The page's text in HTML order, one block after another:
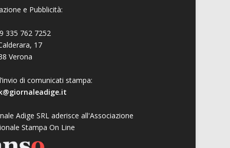
e Pubblicità:
335 762 7252
17
Verona
di comunicati stampa:
Adige SRL aderisce all'Associazione
Stampa On Line